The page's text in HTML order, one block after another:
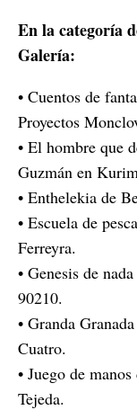
En la categoría
Galería:
• Cuentos de
Proyectos
• El hombre que
Guzmán en
• Enthelekia de
• Escuela de
Ferreyra.
• Genesis de
90210.
• Granda
Cuatro.
• Juego de
Tejeda.